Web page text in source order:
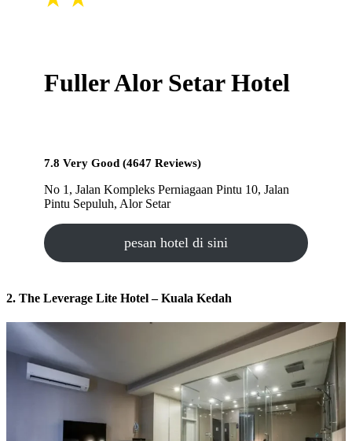
Fuller Alor Setar Hotel
7.8 Very Good (4647 Reviews)
No 1, Jalan Kompleks Perniagaan Pintu 10, Jalan
Pintu Sepuluh, Alor Setar
pesan hotel di sini
2. The Leverage Lite Hotel – Kuala Kedah